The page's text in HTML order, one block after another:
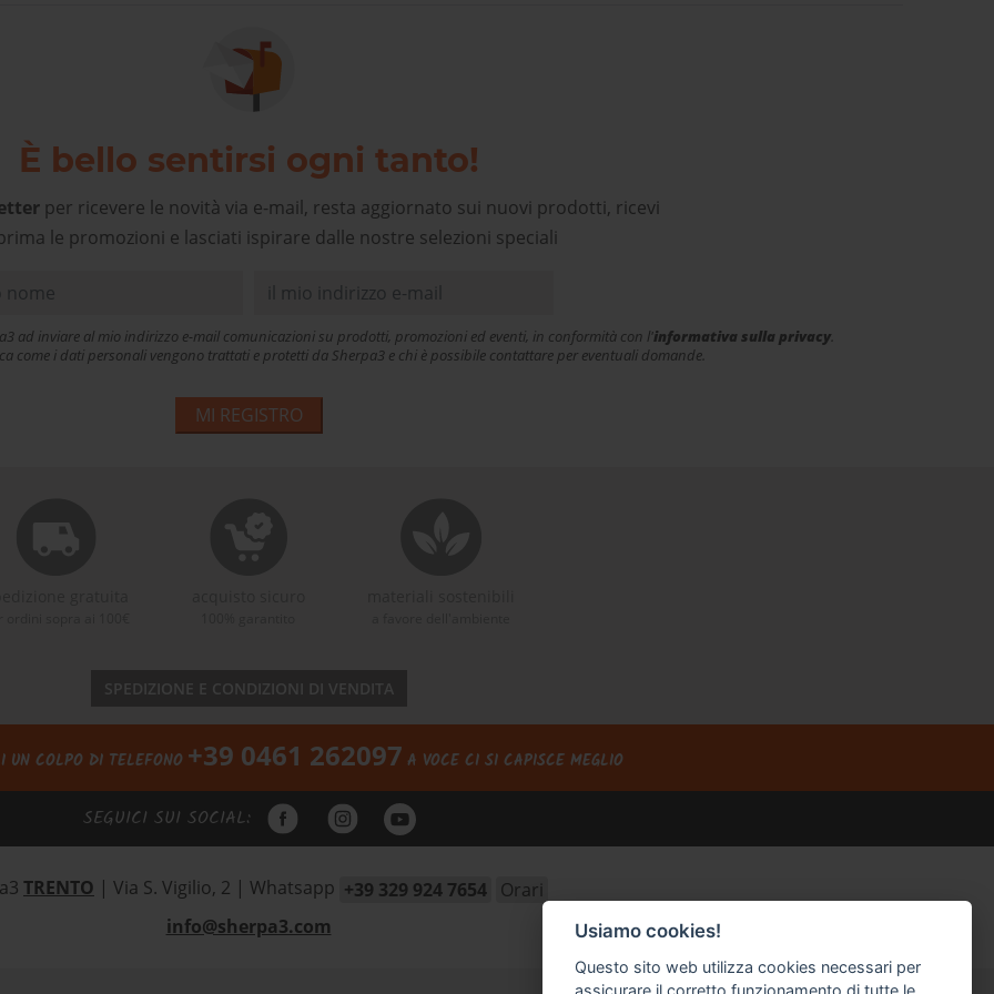
È bello sentirsi ogni tanto!
per ricevere le novità via e-mail, resta aggiornato sui nuovi prodotti, ricevi
le promozioni e lasciati ispirare dalle nostre selezioni speciali
ad inviare al mio indirizzo e-mail comunicazioni su prodotti, promozioni ed eventi, in conformità con l'informativa sulla privacy
come i dati personali vengono trattati e protetti da Sherpa3 e chi è possibile contattare per eventuali domande.
MI REGISTRO
SPEDIZIONE E CONDIZIONI DI VENDITA
UN COLPO DI TELEFONO +39 0461 262097 A VOCE CI SI CAPISCE MEGLIO
SEGUICI SUI SOCIAL:
TRENTO | Via S. Vigilio, 2 | Whatsapp +39 329 924 7654 Orari
info@sherpa3.com
Usiamo cookies!
Questo sito web utilizza cookies necessari per
assicurare il corretto funzionamento di tutte le